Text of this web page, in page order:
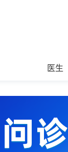
医生